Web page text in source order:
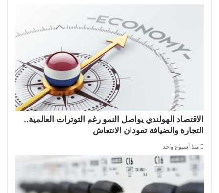
الاقتصاد الهولندي يواصل النمو رغم التوترات العالمية..
التجارة والضيافة تقودان الانتعاش
منذ أسبوع واحد